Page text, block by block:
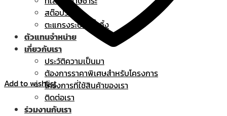
สต๊อปวาล์ว
ตะแกรงระบายน้ำทิ้ง
ตัวแทนจำหน่าย
เกี่ยวกับเรา
ประวัติความเป็นมา
ต้องการราคาพิเศษสำหรับโครงการ
โครงการที่ใช้สินค้าของเรา
ติดต่อเรา
ร่วมงานกับเรา
Add to wishlist